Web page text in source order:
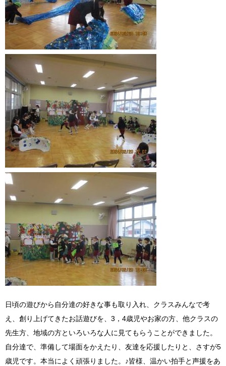
日頃の遊びから自分達の好きな事も取り入れ、クラスみんなで考
え、創り上げてきたお話遊びを、3，4歳児やお家の方、他クラスの
先生方、地域の方といろいろな人に見てもらうことができました。
自分達で、準備して場面をかえたり、友達を応援したりと、さすが5
歳児です。本当によく頑張りました。♪皆様、温かい拍手と声援をあ